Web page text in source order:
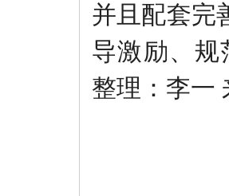
并且配套完
导激励、规
整理：李一